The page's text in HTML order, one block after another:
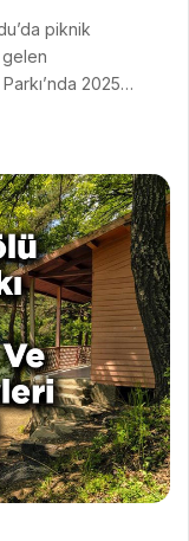
piknik
2025…